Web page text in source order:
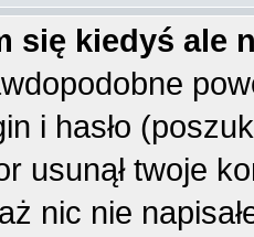
się kiedyś ale
i hasło
usunął twoje
nic nie